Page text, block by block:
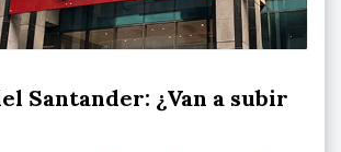
Santander: ¿Van a subir